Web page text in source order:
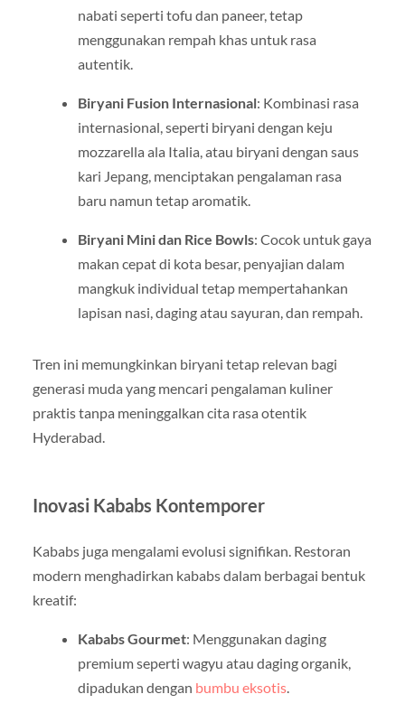
nabati seperti tofu dan paneer, tetap
menggunakan rempah khas untuk rasa
autentik.
Biryani Fusion Internasional: Kombinasi rasa
internasional, seperti biryani dengan keju
mozzarella ala Italia, atau biryani dengan saus
kari Jepang, menciptakan pengalaman rasa
baru namun tetap aromatik.
Biryani Mini dan Rice Bowls: Cocok untuk gaya
makan cepat di kota besar, penyajian dalam
mangkuk individual tetap mempertahankan
lapisan nasi, daging atau sayuran, dan rempah.
Tren ini memungkinkan biryani tetap relevan bagi
generasi muda yang mencari pengalaman kuliner
praktis tanpa meninggalkan cita rasa otentik
Hyderabad.
Inovasi Kababs Kontemporer
Kababs juga mengalami evolusi signifikan. Restoran
modern menghadirkan kababs dalam berbagai bentuk
kreatif:
Kababs Gourmet: Menggunakan daging
premium seperti wagyu atau daging organik,
dipadukan dengan bumbu eksotis.